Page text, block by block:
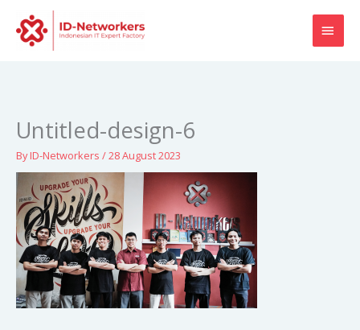
content
Untitled-design-6
ByID-Networkers /28 August 2023